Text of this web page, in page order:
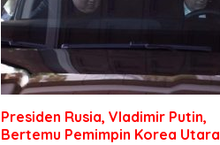
Presiden Rusia, Vladimir Putin,
Bertemu Pemimpin Korea Utara